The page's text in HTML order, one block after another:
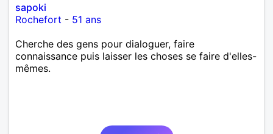
sapoki
Rochefort - 51 ans
Cherche des gens pour dialoguer, faire
connaissance puis laisser les choses se faire d'elles-
mêmes.